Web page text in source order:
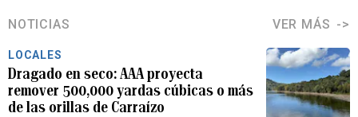
NOTICIAS VER MÁS
LOCALES
Dragado en seco: AAA proyecta
remover 500,000 yardas cúbicas o más
de las orillas de Carraízo